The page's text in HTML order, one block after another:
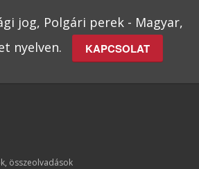
jog, Polgári perek - Magyar,
nyelven.
KAPCSOLAT
összeolvadások